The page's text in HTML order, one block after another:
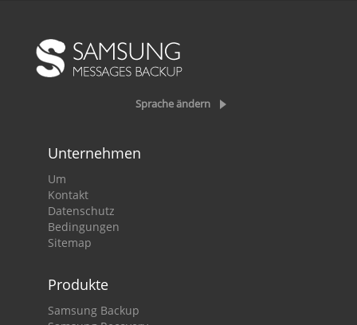
Sprache ändern
Unternehmen
Um
Kontakt
Datenschutz
Bedingungen
Sitemap
Produkte
Samsung Backup